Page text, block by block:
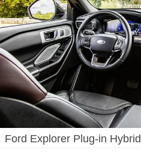
Ford Explorer Plug-in Hybrid